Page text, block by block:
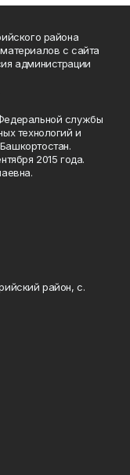
района
с сайта
администрации
службы
технологий и
2015 года.
район, с.